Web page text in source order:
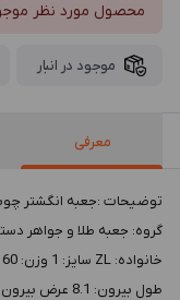
محصول مورد نظر
موجود در انبار
معرفی
گروه: جعبه طلا و جواهر